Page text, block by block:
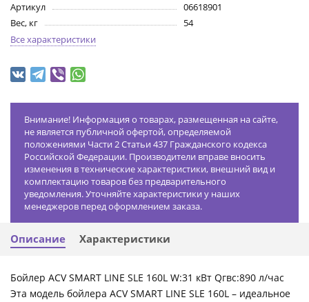
Артикул
06618901
Вес, кг
54
Все характеристики
Внимание! Информация о товарах, размещенная на сайте,
не является публичной офертой, определяемой
положениями Части 2 Статьи 437 Гражданского кодекса
Российской Федерации. Производители вправе вносить
изменения в технические характеристики, внешний вид и
комплектацию товаров без предварительного
уведомления. Уточняйте характеристики у наших
менеджеров перед оформлением заказа.
Описание Характеристики
Бойлер ACV SMART LINE SLE 160L W:31 кВт Qгвс:890 л/час
Эта модель бойлера ACV SMART LINE SLE 160L – идеальное